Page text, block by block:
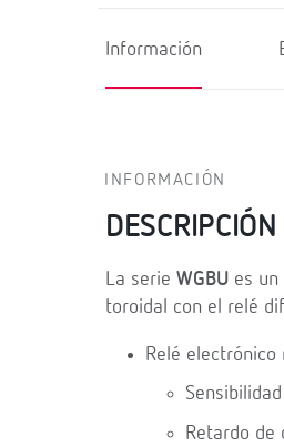
Información
INFORMACIÓN
DESCRIPCIÓN
La serie WGBU es
toroidal con el relé
Relé electrónico
Retardo de